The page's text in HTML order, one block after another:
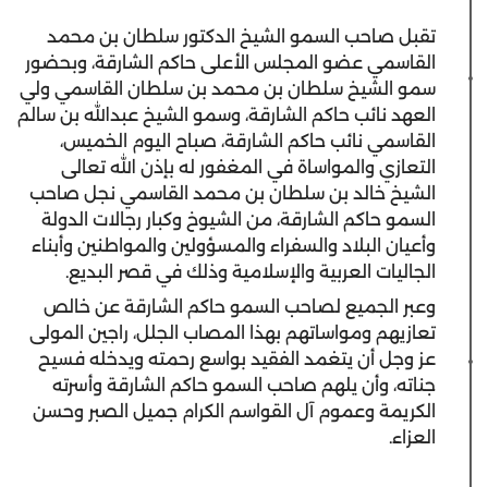
تقبل صاحب السمو الشيخ الدكتور سلطان بن محمد
القاسمي عضو المجلس الأعلى حاكم الشارقة، وبحضور
سمو الشيخ سلطان بن محمد بن سلطان القاسمي ولي
العهد نائب حاكم الشارقة، وسمو الشيخ عبدالله بن سالم
القاسمي نائب حاكم الشارقة، صباح اليوم الخميس،
التعازي والمواساة في المغفور له بإذن الله تعالى
الشيخ خالد بن سلطان بن محمد القاسمي نجل صاحب
السمو حاكم الشارقة، من الشيوخ وكبار رجالات الدولة
وأعيان البلاد والسفراء والمسؤولين والمواطنين وأبناء
الجاليات العربية والإسلامية وذلك في قصر البديع.
وعبر الجميع لصاحب السمو حاكم الشارقة عن خالص
تعازيهم ومواساتهم بهذا المصاب الجلل، راجين المولى
عز وجل أن يتغمد الفقيد بواسع رحمته ويدخله فسيح
جناته، وأن يلهم صاحب السمو حاكم الشارقة وأسرته
الكريمة وعموم آل القواسم الكرام جميل الصبر وحسن
العزاء.